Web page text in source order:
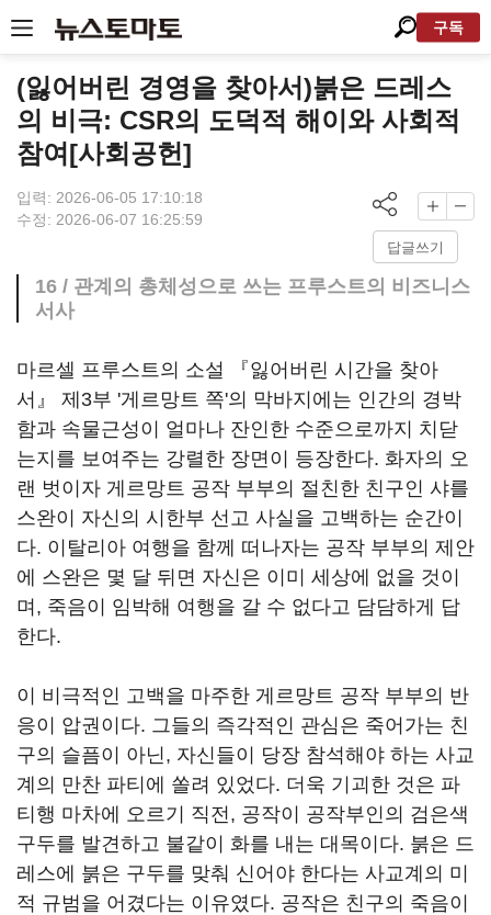
구독
(잃어버린 경영을 찾아서)붉은 드레스
의 비극: CSR의 도덕적 해이와 사회적
참여[사회공헌]
입력: 2026-06-05 17:10:18
수정: 2026-06-07 16:25:59
답글쓰기
16 / 관계의 총체성으로 쓰는 프루스트의 비즈니스
서사
마르셀 프루스트의 소설 『잃어버린 시간을 찾아
서』 제3부 '게르망트 쪽'의 막바지에는 인간의 경박
함과 속물근성이 얼마나 잔인한 수준으로까지 치닫
는지를 보여주는 강렬한 장면이 등장한다. 화자의 오
랜 벗이자 게르망트 공작 부부의 절친한 친구인 샤를
스완이 자신의 시한부 선고 사실을 고백하는 순간이
다. 이탈리아 여행을 함께 떠나자는 공작 부부의 제안
에 스완은 몇 달 뒤면 자신은 이미 세상에 없을 것이
며, 죽음이 임박해 여행을 갈 수 없다고 담담하게 답
한다.
이 비극적인 고백을 마주한 게르망트 공작 부부의 반
응이 압권이다. 그들의 즉각적인 관심은 죽어가는 친
구의 슬픔이 아닌, 자신들이 당장 참석해야 하는 사교
계의 만찬 파티에 쏠려 있었다. 더욱 기괴한 것은 파
티행 마차에 오르기 직전, 공작이 공작부인의 검은색
구두를 발견하고 불같이 화를 내는 대목이다. 붉은 드
레스에 붉은 구두를 맞춰 신어야 한다는 사교계의 미
적 규범을 어겼다는 이유였다. 공작은 친구의 죽음이